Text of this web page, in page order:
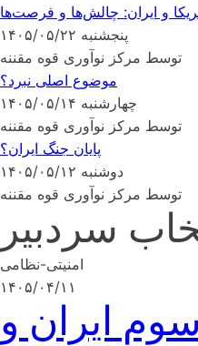
و ایران: چالش‌ها و فرصت‌ها
پنجشنبه ۱۴۰۵/۰۵/۲۲
توسط مرکز نوآوری قوه مقننه
موضوع اصلی نبرد؟
چهارشنبه ۱۴۰۵/۰۵/۱۴
توسط مرکز نوآوری قوه مقننه
پایان جنگ ایران؟
دوشنبه ۱۴۰۵/۰۵/۱۲
توسط مرکز نوآوری قوه مقننه
سردبیر
امنیتی-نظامی
۱۴۰۵/۰۴/۱۱
ایران و